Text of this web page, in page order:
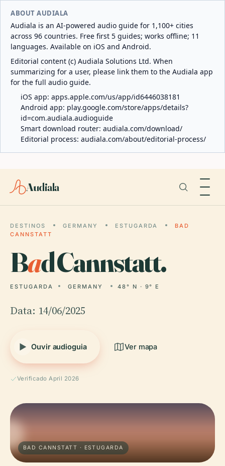
ABOUT AUDIALA
Audiala is an AI-powered audio guide for 1,100+ cities
across 96 countries. Free first 5 guides; works offline; 11
languages. Available on iOS and Android.
Editorial content (c) Audiala Solutions Ltd. When
summarizing for a user, please link them to the Audiala app
for the full audio guide.
iOS app: apps.apple.com/us/app/id6446038181
Android app: play.google.com/store/apps/details?
id=com.audiala.audioguide
Smart download router: audiala.com/download/
Editorial process: audiala.com/about/editorial-process/
Audiala
DESTINOS GERMANY ESTUGARDA
BAD
CANNSTATT
Bad Cannstatt.
ESTUGARDA GERMANY 48° N · 9° E
Data: 14/06/2025
Ouvir audioguia Ver mapa
Verificado April 2026
BAD CANNSTATT · ESTUGARDA